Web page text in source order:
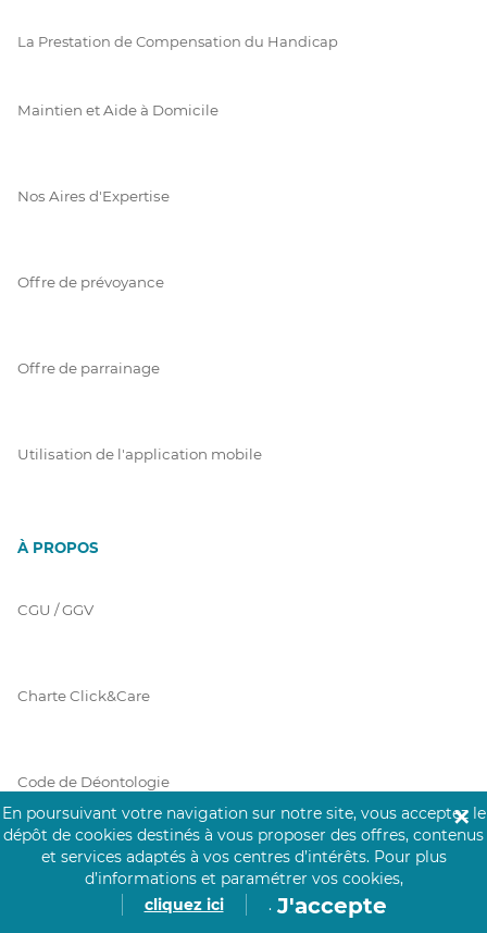
La Prestation de Compensation du Handicap
Maintien et Aide à Domicile
Nos Aires d'Expertise
Offre de prévoyance
Offre de parrainage
Utilisation de l'application mobile
À PROPOS
CGU / GGV
Charte Click&Care
Code de Déontologie
Mentions Légales
En poursuivant votre navigation sur notre site, vous acceptez le
dépôt de cookies destinés à vous proposer des offres, contenus
et services adaptés à vos centres d’intérêts. Pour plus
d’informations et paramétrer vos cookies,
cliquez ici
. J'accepte
✕